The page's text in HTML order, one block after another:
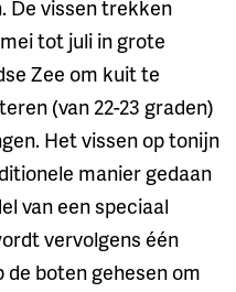
De vissen trekken
tot juli in grote
Zee om kuit te
(van 22-23 graden)
Het vissen op tonijn
manier gedaan
van een speciaal
vervolgens één
boten gehesen om